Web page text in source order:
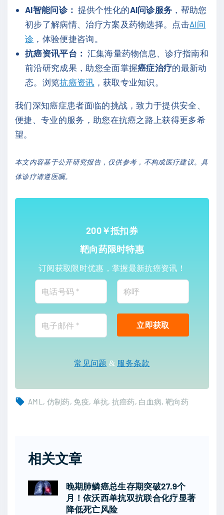
AI智能问诊： 提供个性化的AI问诊服务 ，帮助您
初步了解病情、治疗方案及药物选择。点击AI问
诊 ，体验便捷咨询。
抗癌资讯平台： 汇集海量药物信息、诊疗指南和
前沿研究成果，助您全面掌握癌症治疗的最新动
态。浏览抗癌资讯 ，获取专业知识。
我们深知癌症患者面临的挑战，致力于提供安全、
便捷、专业的服务，助您在抗癌之路上获得更多希
望。
本文内容基于公开研究报告，仅供参考，不构成医疗建议。具
体诊疗请遵医嘱。
200￥抵扣券
靶向药限时特惠
订阅获取限时优惠，掌握最新抗癌资讯！
常见问题 & 服务条款
AML 仿制药 免疫 单抗 抗癌药 白血病 靶向药
相关文章
晚期肺鳞癌总生存期突破27.9个
月！依沃西单抗双抗联合化疗显著
降低死亡风险